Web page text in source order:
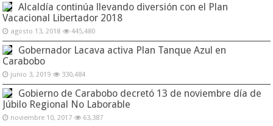
Alcaldía continúa llevando diversión con el Plan
Vacacional Libertador 2018
agosto 13, 2018 445,480
Gobernador Lacava activa Plan Tanque Azul en
Carabobo
junio 3, 2019 330,484
Gobierno de Carabobo decretó 13 de noviembre día de
Júbilo Regional No Laborable
noviembre 10, 2017 63,387